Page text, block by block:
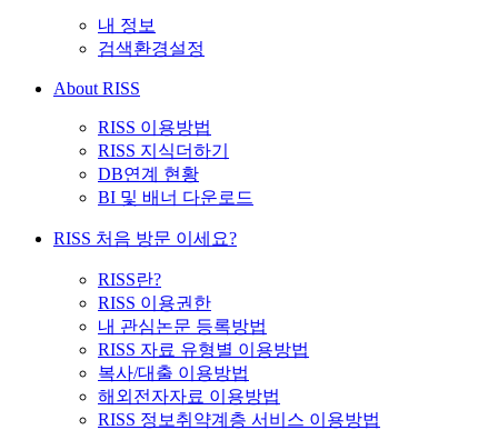
내 정보
검색환경설정
About RISS
RISS 이용방법
RISS 지식더하기
DB연계 현황
BI 및 배너 다운로드
RISS 처음 방문 이세요?
RISS란?
RISS 이용권한
내 관심논문 등록방법
RISS 자료 유형별 이용방법
복사/대출 이용방법
해외전자자료 이용방법
RISS 정보취약계층 서비스 이용방법